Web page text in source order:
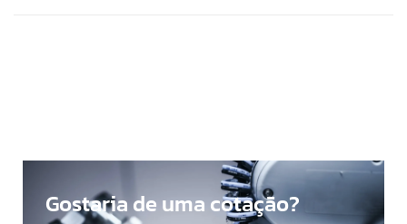
Gostaria de uma cotação?